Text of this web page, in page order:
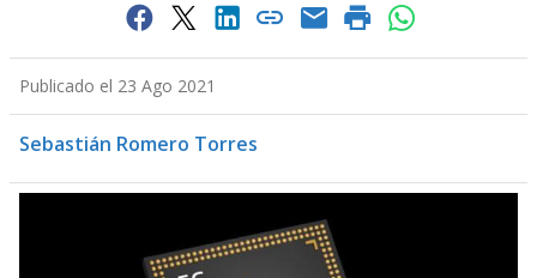
Publicado el 23 Ago 2021
Sebastián Romero Torres